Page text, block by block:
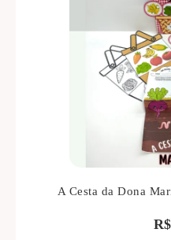
A Cesta da Dona
R$